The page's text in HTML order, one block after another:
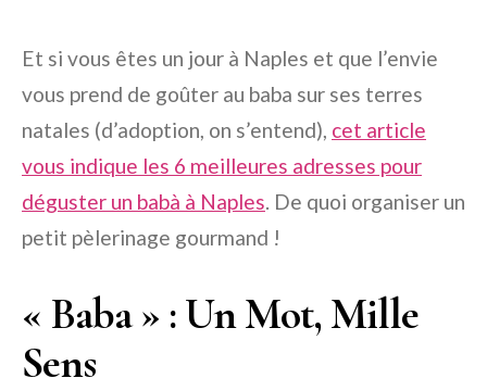
Et si vous êtes un jour à Naples et que l’envie
vous prend de goûter au baba sur ses terres
natales (d’adoption, on s’entend), cet article
vous indique les 6 meilleures adresses pour
déguster un babà à Naples. De quoi organiser un
petit pèlerinage gourmand !
« Baba » : Un Mot, Mille
Sens